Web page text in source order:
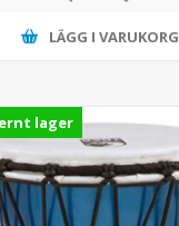
LÄGG I VARUKORG
lager